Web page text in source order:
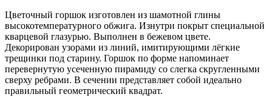
Цветочный горшок изготовлен из шамотной глины
высокотемпературного обжига. Изнутри покрыт специальной
кварцевой глазурью. Выполнен в бежевом цвете.
Декорирован узорами из линий, имитирующими лёгкие
трещинки под старину. Горшок по форме напоминает
перевернутую усеченную пирамиду со слегка скругленными
сверху ребрами. В сечении представляет собой идеально
правильный геометрический квадрат.